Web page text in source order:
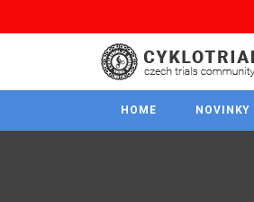
HOME NOVINKY